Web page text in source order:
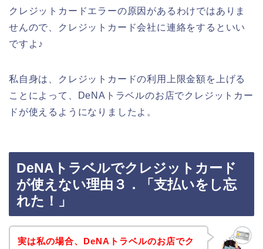
クレジットカードエラーの原因があるわけではありま
せんので、クレジットカード会社に連絡をするといい
ですよ♪
私自身は、クレジットカードの利用上限金額を上げる
ことによって、DeNAトラベルのお店でクレジットカー
ドが使えるようになりましたよ。
DeNAトラベルでクレジットカード
が使えない理由３．「支払いをし忘
れた！」
実は私の場合、DeNAトラベルのお店でク